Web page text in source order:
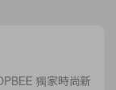
獨家時尚新